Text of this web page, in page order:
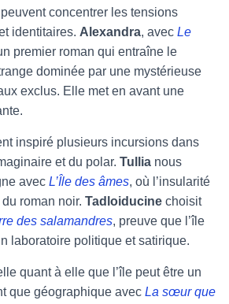
concentrer les tensions
identitaires. Alexandra, avec Le
premier roman qui entraîne le
dominée par une mystérieuse
exclus. Elle met en avant une
inspiré plusieurs incursions dans
et du polar. Tullia nous
avec L’Île des âmes, où l’insularité
roman noir. Tadloiducine choisit
des salamandres, preuve que l’île
laboratoire politique et satirique.
quant à elle que l’île peut être un
que géographique avec La sœur que